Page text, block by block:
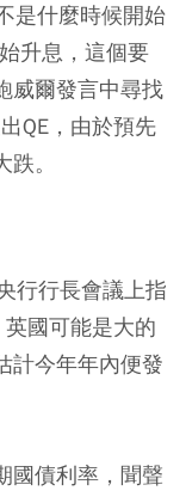
是什麼時候開始
升息，這個要
威爾發言中尋找
QE，由於預先
。
行行長會議上指
英國可能是大的
計今年年內便發
國債利率，聞聲